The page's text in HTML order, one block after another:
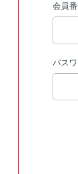
会員
パス